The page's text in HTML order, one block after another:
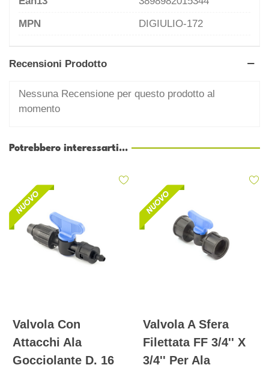
MPN
DIGIULIO-172
Recensioni Prodotto
Nessuna Recensione per questo prodotto al
momento
Potrebbero interessarti...
Valvola Con
Attacchi Ala
Gocciolante D. 16
Valvola A Sfera
Filettata FF 3/4'' X
3/4'' Per Ala